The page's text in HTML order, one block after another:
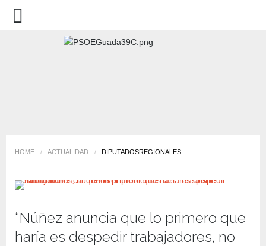
HOME / ACTUALIDAD / DIPUTADOSREGIONALES
“Núñez anuncia que lo primero que
haría es despedir trabajadores, no